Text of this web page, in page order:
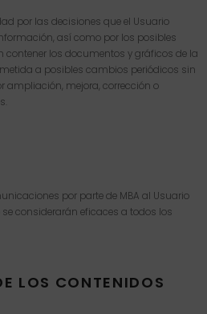
por las decisiones que el Usuario
así como por los posibles
contener los documentos y gráficos de la
a posibles cambios periódicos sin
ampliación, mejora, corrección o
por parte de MBA al Usuario
considerarán eficaces a todos los
LOS CONTENIDOS